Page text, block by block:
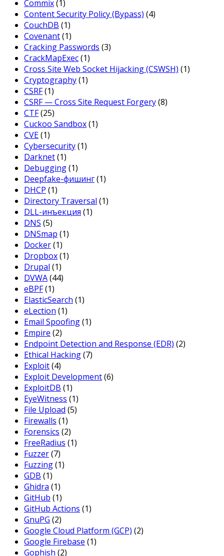
Commix(1)
Content Security Policy (Bypass) (4)
CouchDB (1)
Covenant(1)
Cracking Passwords (3)
CrackMapExec(1)
Cross Site Web Socket Hijacking (CSWSH) (1)
Cryptography(1)
CSRF(1)
CSRF — Cross Site Request Forgery(8)
CTF(25)
Cuckoo Sandbox(1)
CVE(1)
Cybersecurity(1)
Darknet(1)
Debugging(1)
Deepfake-фишинг(1)
DHCP (1)
Directory Traversal (1)
DLL-инъекция (1)
DNS (5)
DNSmap (1)
Docker(1)
Dropbox(1)
Drupal (1)
DVWA(44)
eBPF(1)
ElasticSearch (1)
eLection (1)
Email Spoofing(1)
Empire (2)
Endpoint Detection and Response (EDR) (2)
Ethical Hacking(7)
Exploit(4)
Exploit Development(6)
ExploitDB (1)
EyeWitness (1)
File Upload (5)
Firewalls (1)
Forensics (2)
FreeRadius (1)
Fuzzer(7)
Fuzzing(1)
GDB (1)
Ghidra (1)
GitHub (1)
GitHub Actions (1)
GnuPG (2)
Google Cloud Platform (GCP) (2)
Google Firebase (1)
Gophish (2)